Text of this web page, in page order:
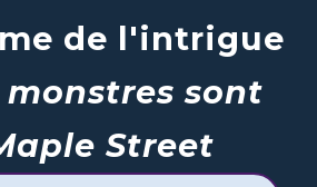
de l'intrigue
monstres sont
Street